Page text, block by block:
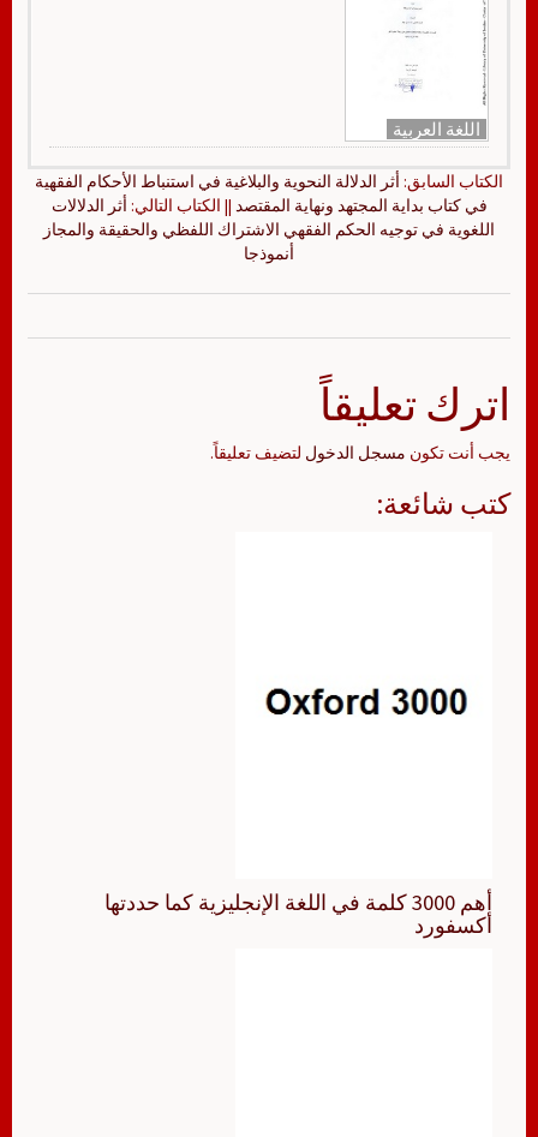
اللغة العربية
الكتاب السابق: أثر الدلالة النحوية والبلاغية في استنباط الأحكام الفقهية
في كتاب بداية المجتهد ونهاية المقتصد || الكتاب التالي: أثر الدلالات
اللغوية في توجيه الحكم الفقهي الاشتراك اللفظي والحقيقة والمجاز
أنموذجا
اترك تعليقاً
يجب أنت تكون مسجل الدخول لتضيف تعليقاً.
كتب شائعة:
أهم 3000 كلمة في اللغة الإنجليزية كما حددتها
أكسفورد